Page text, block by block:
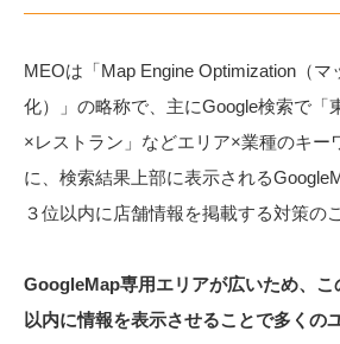
MEOは「Map Engine Optimization（マ
化）」の略称で、主にGoogle検索で「
×レストラン」などエリア×業種のキー
に、検索結果上部に表示される
３位以内に店舗情報を掲載する対策の
GoogleMap専用エリアが広いため、こ
以内に情報を表示させることで多くの